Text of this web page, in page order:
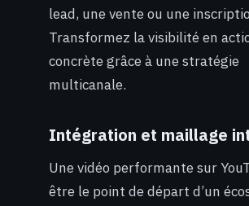
lead, une vente ou une
Transformez la visibilité en
concrète grâce à une stratégie
multicanale.
Intégration et maillage
Une vidéo performante sur
être le point de départ d’un